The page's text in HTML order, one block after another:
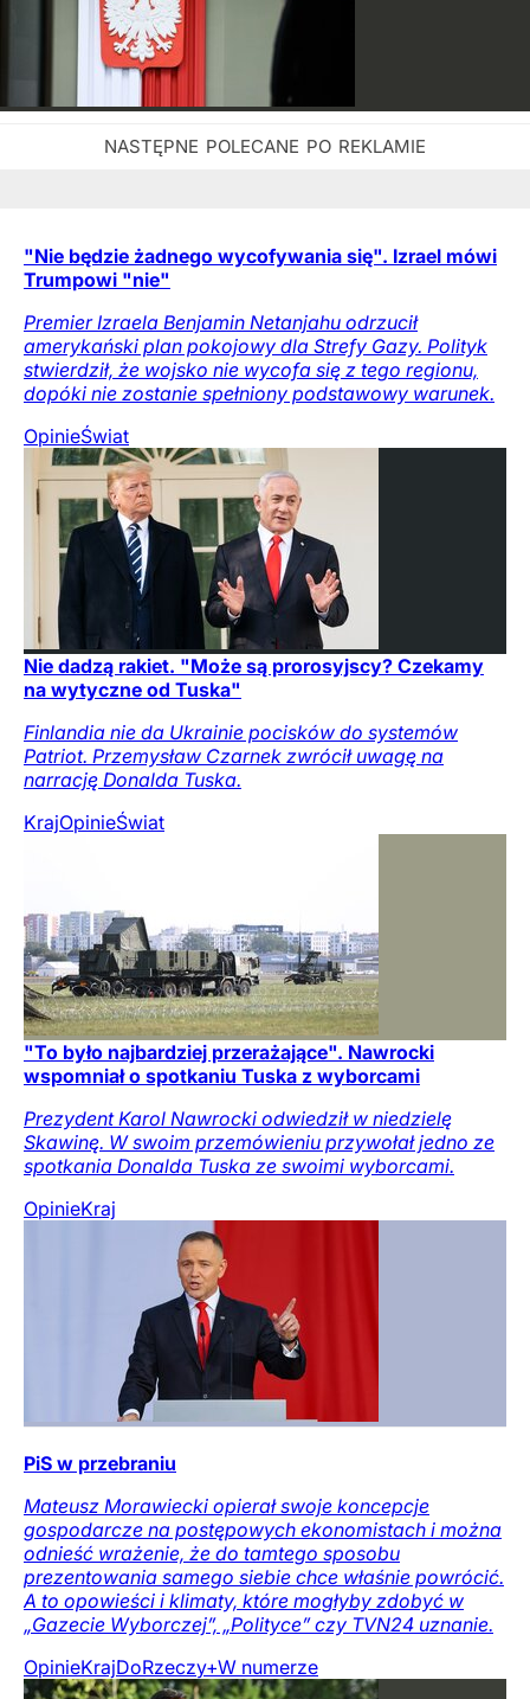
"Nie będzie żadnego wycofywania się". Izrael mówi
Trumpowi "nie"
Premier Izraela Benjamin Netanjahu odrzucił
amerykański plan pokojowy dla Strefy Gazy. Polityk
stwierdził, że wojsko nie wycofa się z tego regionu,
dopóki nie zostanie spełniony podstawowy warunek.
OpinieŚwiat
Nie dadzą rakiet. "Może są prorosyjscy? Czekamy
na wytyczne od Tuska"
Finlandia nie da Ukrainie pocisków do systemów
Patriot. Przemysław Czarnek zwrócił uwagę na
narrację Donalda Tuska.
KrajOpinieŚwiat
"To było najbardziej przerażające". Nawrocki
wspomniał o spotkaniu Tuska z wyborcami
Prezydent Karol Nawrocki odwiedził w niedzielę
Skawinę. W swoim przemówieniu przywołał jedno ze
spotkania Donalda Tuska ze swoimi wyborcami.
OpinieKraj
PiS w przebraniu
Mateusz Morawiecki opierał swoje koncepcje
gospodarcze na postępowych ekonomistach i można
odnieść wrażenie, że do tamtego sposobu
prezentowania samego siebie chce właśnie powrócić.
A to opowieści i klimaty, które mogłyby zdobyć w
„Gazecie Wyborczej”, „Polityce” czy TVN24 uznanie.
OpinieKrajDoRzeczy+W numerze